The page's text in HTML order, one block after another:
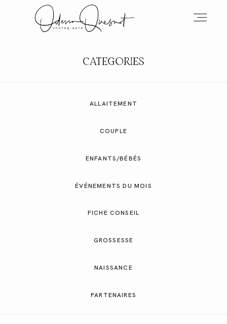
CATEGORIES
ALLAITEMENT
COUPLE
ENFANTS/BÉBÉS
ÉVÉNEMENTS DU MOIS
FICHE CONSEIL
GROSSESSE
NAISSANCE
PARTENAIRES
INFOS
MON TRAVAIL
BOH'AIME